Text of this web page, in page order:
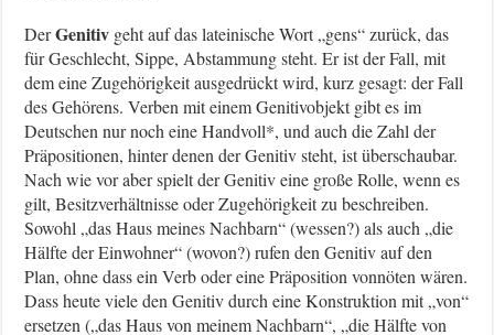
DerGenitiv geht auf das lateinische Wort „gens“ zurück, das
für Geschlecht, Sippe, Abstammung steht. Er ist der Fall, mit
dem eine Zugehörigkeit ausgedrückt wird, kurz gesagt: der Fall
des Gehörens. Verben mit einem Genitivobjekt gibt es im
Deutschen nur noch eine Handvoll*, und auch die Zahl der
Präpositionen, hinter denen der Genitiv steht, ist überschaubar.
Nach wie vor aber spielt der Genitiv eine große Rolle, wenn es
gilt, Besitzverhältnisse oder Zugehörigkeit zu beschreiben.
Sowohl „das Haus meines Nachbarn“ (wessen?) als auch „die
Hälfte der Einwohner“ (wovon?) rufen den Genitiv auf den
Plan, ohne dass ein Verb oder eine Präposition vonnöten wären.
Dass heute viele den Genitiv durch eine Konstruktion mit „von“
ersetzen („das Haus von meinem Nachbarn“, „die Hälfte von